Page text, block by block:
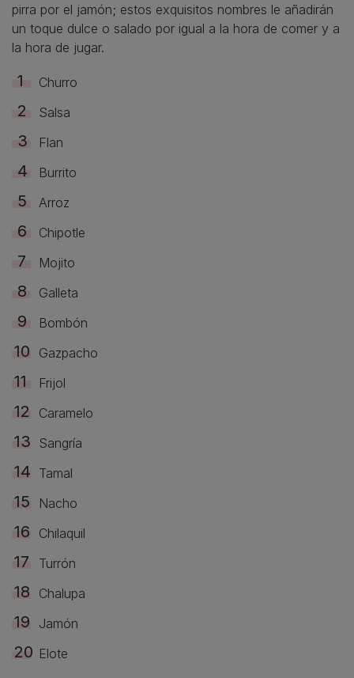
pirra por el jamón; estos exquisitos nombres le añadirán
un toque dulce o salado por igual a la hora de comer y a
la hora de jugar.
Churro
Salsa
Flan
Burrito
Arroz
Chipotle
Mojito
Galleta
Bombón
Gazpacho
Frijol
Caramelo
Sangría
Tamal
Nacho
Chilaquil
Turrón
Chalupa
Jamón
Elote